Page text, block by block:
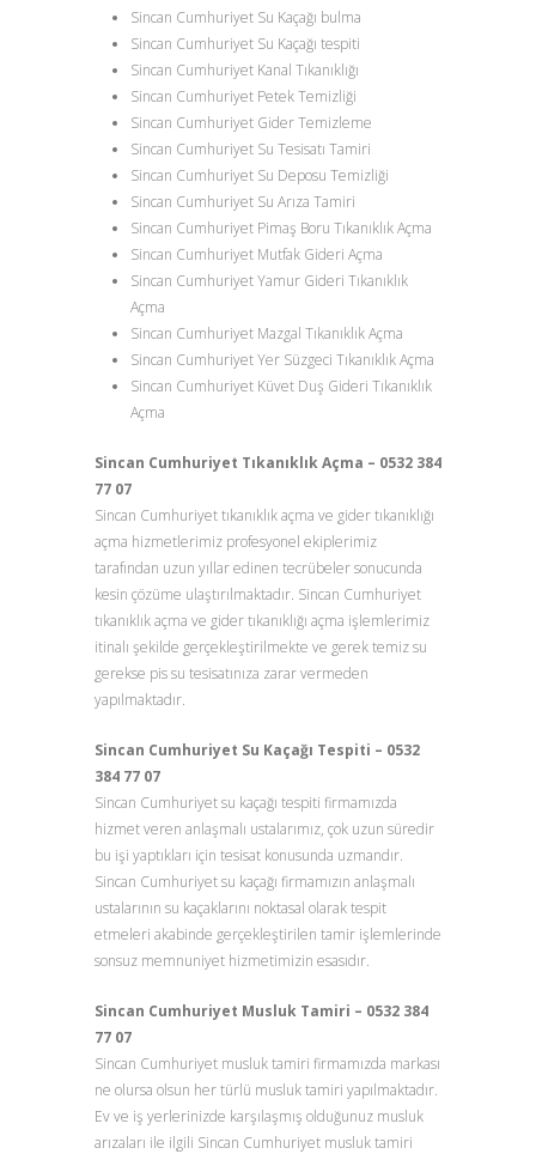
Sincan Cumhuriyet Su Kaçağı bulma
Sincan Cumhuriyet Su Kaçağı tespiti
Sincan Cumhuriyet Kanal Tıkanıklığı
Sincan Cumhuriyet Petek Temizliği
Sincan Cumhuriyet Gider Temizleme
Sincan Cumhuriyet Su Tesisatı Tamiri
Sincan Cumhuriyet Su Deposu Temizliği
Sincan Cumhuriyet Su Arıza Tamiri
Sincan Cumhuriyet Pimaş Boru Tıkanıklık Açma
Sincan Cumhuriyet Mutfak Gideri Açma
Sincan Cumhuriyet Yamur Gideri Tıkanıklık
Açma
Sincan Cumhuriyet Mazgal Tıkanıklık Açma
Sincan Cumhuriyet Yer Süzgeci Tıkanıklık Açma
Sincan Cumhuriyet Küvet Duş Gideri Tıkanıklık
Açma
Sincan Cumhuriyet Tıkanıklık Açma – 0532 384
77 07
Sincan Cumhuriyet tıkanıklık açma ve gider tıkanıklığı
açma hizmetlerimiz profesyonel ekiplerimiz
tarafından uzun yıllar edinen tecrübeler sonucunda
kesin çözüme ulaştırılmaktadır. Sincan Cumhuriyet
tıkanıklık açma ve gider tıkanıklığı açma işlemlerimiz
itinalı şekilde gerçekleştirilmekte ve gerek temiz su
gerekse pis su tesisatınıza zarar vermeden
yapılmaktadır.
Sincan Cumhuriyet Su Kaçağı Tespiti – 0532
384 77 07
Sincan Cumhuriyet su kaçağı tespiti firmamızda
hizmet veren anlaşmalı ustalarımız, çok uzun süredir
bu işi yaptıkları için tesisat konusunda uzmandır.
Sincan Cumhuriyet su kaçağı firmamızın anlaşmalı
ustalarının su kaçaklarını noktasal olarak tespit
etmeleri akabinde gerçekleştirilen tamir işlemlerinde
sonsuz memnuniyet hizmetimizin esasıdır.
Sincan Cumhuriyet Musluk Tamiri – 0532 384
77 07
Sincan Cumhuriyet musluk tamiri firmamızda markası
ne olursa olsun her türlü musluk tamiri yapılmaktadır.
Ev ve iş yerlerinizde karşılaşmış olduğunuz musluk
arızaları ile ilgili Sincan Cumhuriyet musluk tamiri